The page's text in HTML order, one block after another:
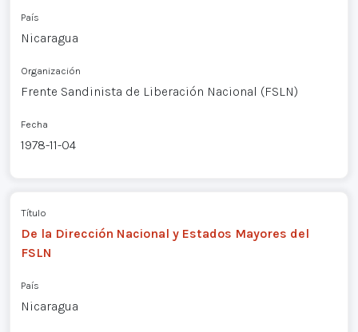
País
Nicaragua
Organización
Frente Sandinista de Liberación Nacional (FSLN)
Fecha
1978-11-04
Título
De la Dirección Nacional y Estados Mayores del
FSLN
País
Nicaragua